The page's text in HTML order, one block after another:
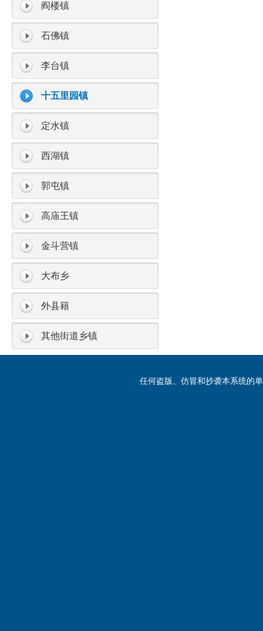
阎楼镇
石佛镇
李台镇
十五里园镇
定水镇
西湖镇
郭屯镇
高庙王镇
金斗营镇
大布乡
外县籍
其他街道乡镇
任何盗版、仿冒和抄袭本系统的